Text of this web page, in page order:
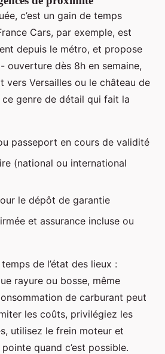
c’est un gain de temps
Cars, par exemple, est
depuis le métro, et propose
ouverture dès 8h en semaine,
Versailles ou le château de
ce genre de détail qui fait la
passeport en cours de validité
(national ou international
le dépôt de garantie
et assurance incluse ou
de l’état des lieux :
rayure ou bosse, même
de carburant peut
les coûts, privilégiez les
utilisez le frein moteur et
quand c’est possible.